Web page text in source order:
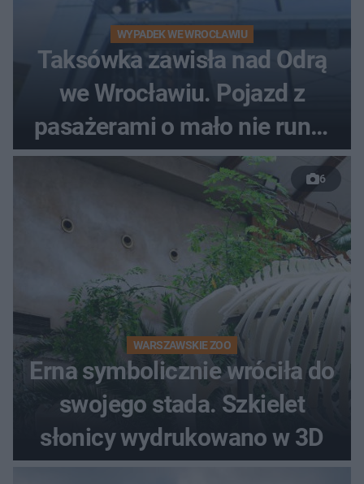
WYPADEK WE WROCŁAWIU
Taksówka zawisła nad Odrą
we Wrocławiu. Pojazd z
pasażerami o mało nie runął
do rzeki
6
WARSZAWSKIE ZOO
Erna symbolicznie wróciła do
swojego stada. Szkielet
słonicy wydrukowano w 3D